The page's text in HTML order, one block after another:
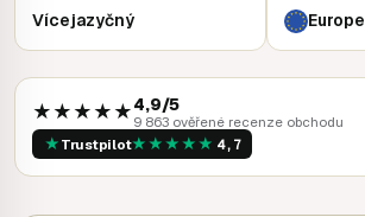
Vícejazyčný Europe
★★★★★4,9/5
9 863 ověřené recenze obchodu
★ Trustpilot★★★★★ 4,7